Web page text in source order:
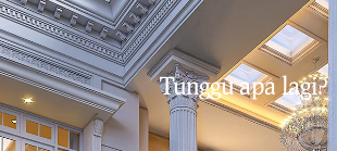
Tunggu apa lagi?